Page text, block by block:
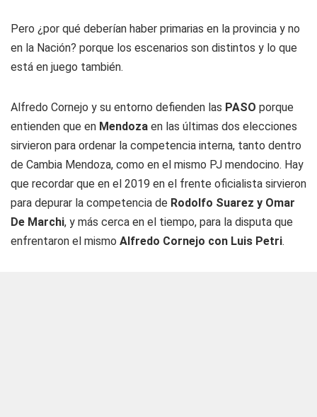
Pero ¿por qué deberían haber primarias en la provincia y no
en la Nación? porque los escenarios son distintos y lo que
está en juego también.
Alfredo Cornejo y su entorno defienden las PASO porque
entienden que en Mendoza en las últimas dos elecciones
sirvieron para ordenar la competencia interna, tanto dentro
de Cambia Mendoza, como en el mismo PJ mendocino. Hay
que recordar que en el 2019 en el frente oficialista sirvieron
para depurar la competencia de Rodolfo Suarez y Omar
De Marchi, y más cerca en el tiempo, para la disputa que
enfrentaron el mismo Alfredo Cornejo con Luis Petri.